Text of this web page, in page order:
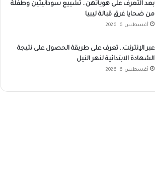
بعد التعرف على هوياتهن.. تشييع سودانيتين وطفلة
من ضحايا غرق قبالة ليبيا
أغسطس 6, 2026
عبر الإنترنت.. تعرف على طريقة الحصول على نتيجة
الشهادة الابتدائية لنهر النيل
أغسطس 6, 2026